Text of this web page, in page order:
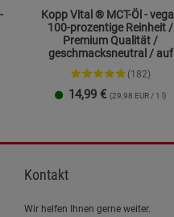
Kopp Vital ® MCT-Öl - vegan
100-prozentige Reinheit /
Premium Qualität /
geschmacksneutral / auf
Kokosölbasis
(182)
14,99 € (29,98 EUR / 1 l)
Kontakt
Wir helfen Ihnen gerne weiter.